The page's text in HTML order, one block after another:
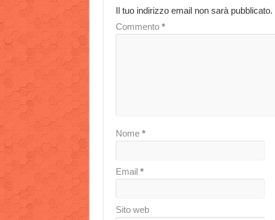
Il tuo indirizzo email non sarà pubblicato.
Commento *
Nome *
Email *
Sito web